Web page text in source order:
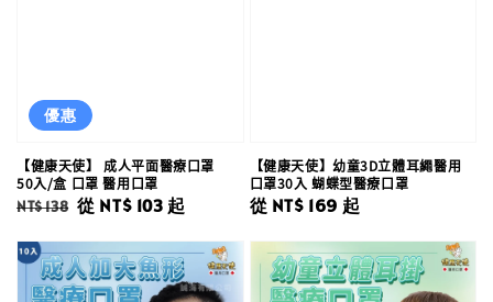
優惠
【健康天使】 成人平面醫療口罩
50入/盒 口罩 醫用口罩
Regular
NT$ 138 Sale
從 NT$ 103 起
【健康天使】幼童3D立體耳繩醫用
口罩30入 蝴蝶型醫療口罩
Regular
從 NT$ 169 起